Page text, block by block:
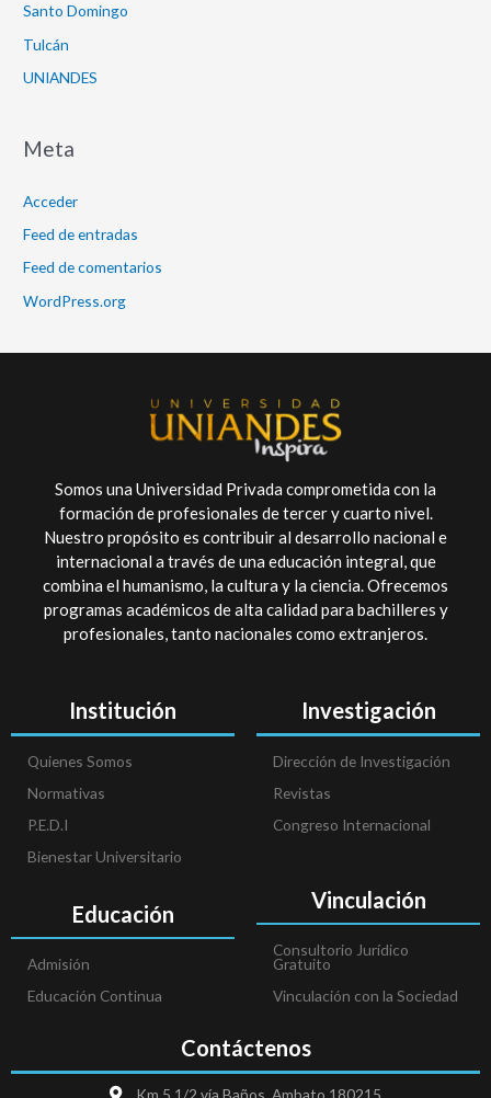
Santo Domingo
Tulcán
UNIANDES
Meta
Acceder
Feed de entradas
Feed de comentarios
WordPress.org
Somos una Universidad Privada comprometida con la
formación de profesionales de tercer y cuarto nivel.
Nuestro propósito es contribuir al desarrollo nacional e
internacional a través de una educación integral, que
combina el humanismo, la cultura y la ciencia. Ofrecemos
programas académicos de alta calidad para bachilleres y
profesionales, tanto nacionales como extranjeros.
Institución
Quienes Somos
Normativas
P.E.D.I
Bienestar Universitario
Educación
Admisión
Educación Continua
Investigación
Dirección de Investigación
Revistas
Congreso Internacional
Vinculación
Consultorio Jurídico
Gratuito
Vinculación con la Sociedad
Contáctenos
Km 5 1/2 vía Baños, Ambato 180215